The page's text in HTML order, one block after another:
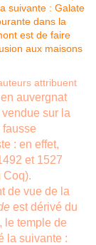
attribuent
auvergnat
sur la
fausse
: en effet,
et 1527
Coq).
de vue de la
est dérivé du
le temple de
la suivante :